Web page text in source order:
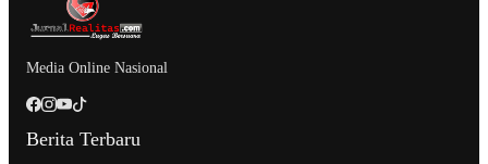
Media Online Nasional
Berita Terbaru